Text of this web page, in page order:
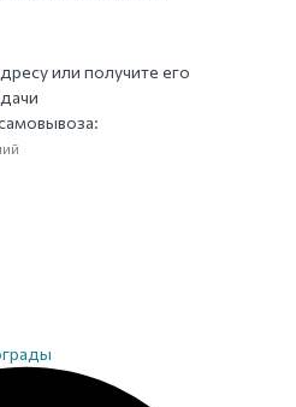
или получите его